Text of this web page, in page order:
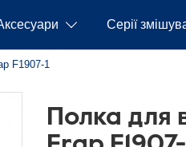
Серії
F1907-1
Полка для